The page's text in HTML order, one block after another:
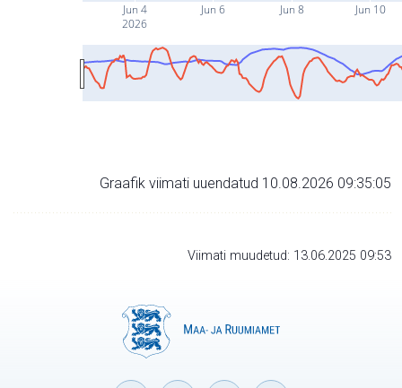
Jun 4
2026
Jun 6 Jun 8 Jun 10
Graafik viimati uuendatud 10.08.2026 09:35:05
Viimati muudetud: 13.06.2025 09:53